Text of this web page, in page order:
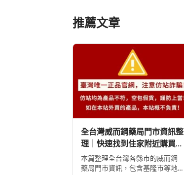
推薦文章
全台灣威而鋼藥局門市資訊整
理｜快速找到住家附近購買地
點
本篇整理全台灣各縣市的威而鋼
藥局門市資訊，包含基隆市等地